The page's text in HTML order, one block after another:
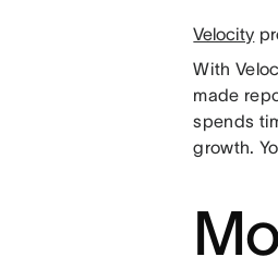
Velocity
With
made
spends
growth.